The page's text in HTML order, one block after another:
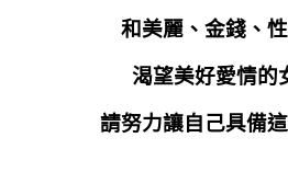
和美麗、金錢、
渴望美好愛情的
請努力讓自己具備